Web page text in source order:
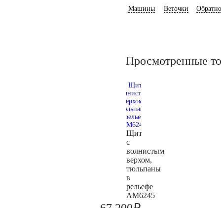
Машины Веточки
Просмотренные
Щит
с
волнистым
верхом,
тюльпаны
в
рельефе
AM6245